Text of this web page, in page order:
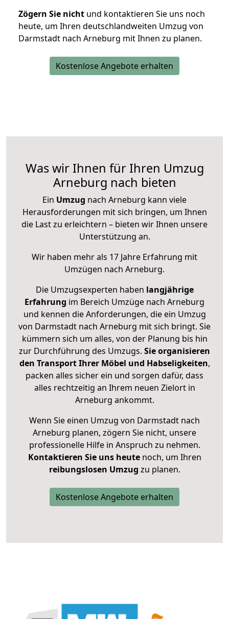
Zögern Sie nicht und kontaktieren Sie uns noch
heute, um Ihren deutschlandweiten Umzug von
Darmstadt nach Arneburg mit Ihnen zu planen.
Kostenlose Angebote erhalten
Was wir Ihnen für Ihren Umzug
Arneburg nach bieten
Ein Umzug nach Arneburg kann viele
Herausforderungen mit sich bringen, um Ihnen
die Last zu erleichtern – bieten wir Ihnen unsere
Unterstützung an.
Wir haben mehr als 17 Jahre Erfahrung mit
Umzügen nach Arneburg.
Die Umzugsexperten haben langjährige
Erfahrung im Bereich Umzüge nach Arneburg
und kennen die Anforderungen, die ein Umzug
von Darmstadt nach Arneburg mit sich bringt. Sie
kümmern sich um alles, von der Planung bis hin
zur Durchführung des Umzugs. Sie organisieren
den Transport Ihrer Möbel und Habseligkeiten,
packen alles sicher ein und sorgen dafür, dass
alles rechtzeitig an Ihrem neuen Zielort in
Arneburg ankommt.
Wenn Sie einen Umzug von Darmstadt nach
Arneburg planen, zögern Sie nicht, unsere
professionelle Hilfe in Anspruch zu nehmen.
Kontaktieren Sie uns heutenoch, um Ihren
reibungslosen Umzug zu planen.
Kostenlose Angebote erhalten